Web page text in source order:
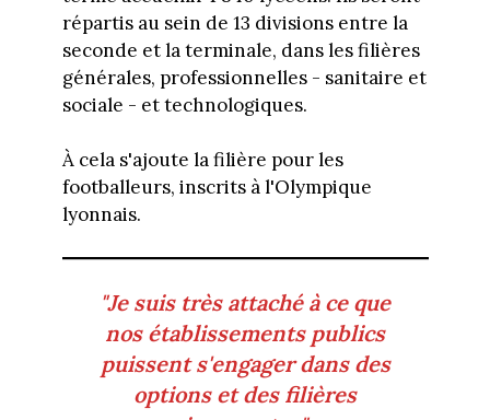
répartis au sein de 13 divisions entre la
seconde et la terminale, dans les filières
générales, professionnelles - sanitaire et
sociale - et technologiques.
À cela s'ajoute la filière pour les
footballeurs, inscrits à l'Olympique
lyonnais.
"Je suis très attaché à ce que
nos établissements publics
puissent s'engager dans des
options et des filières